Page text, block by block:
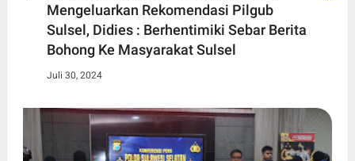
Mengeluarkan Rekomendasi Pilgub
Sulsel, Didies : Berhentimiki Sebar Berita
Bohong Ke Masyarakat Sulsel
Juli 30, 2024